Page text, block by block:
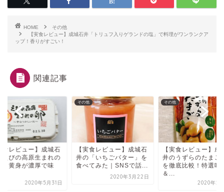
HOME
その他
【実食レビュー】成城石井「トリュフ入りゲランドの塩」で料理がワンランクア
ップ！香りがすごい！
関連記事
食レビュー】成城石
えびの高原生まれの
｜黄身が濃厚で味
2020年5月31日
その他
【実食レビュー】成城石
井の「いちごバター」を
食べてみた｜SNSで話...
2020年3月22日
その他
【実食レビュー】成
井のうずらのたまご
を徹底比較！特選味
＆...
2020年2